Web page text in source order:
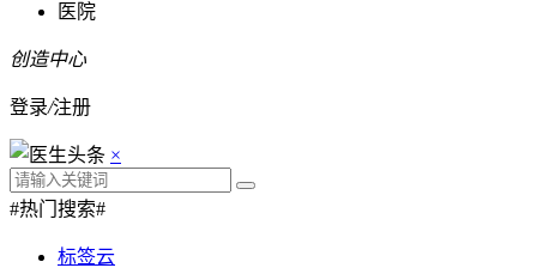
医院
创造中心
登录/注册
×
#热门搜索#
标签云